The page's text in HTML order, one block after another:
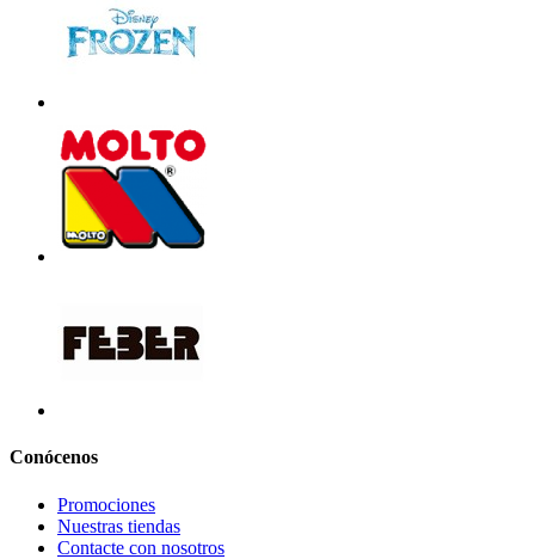
Conócenos
Promociones
Nuestras tiendas
Contacte con nosotros